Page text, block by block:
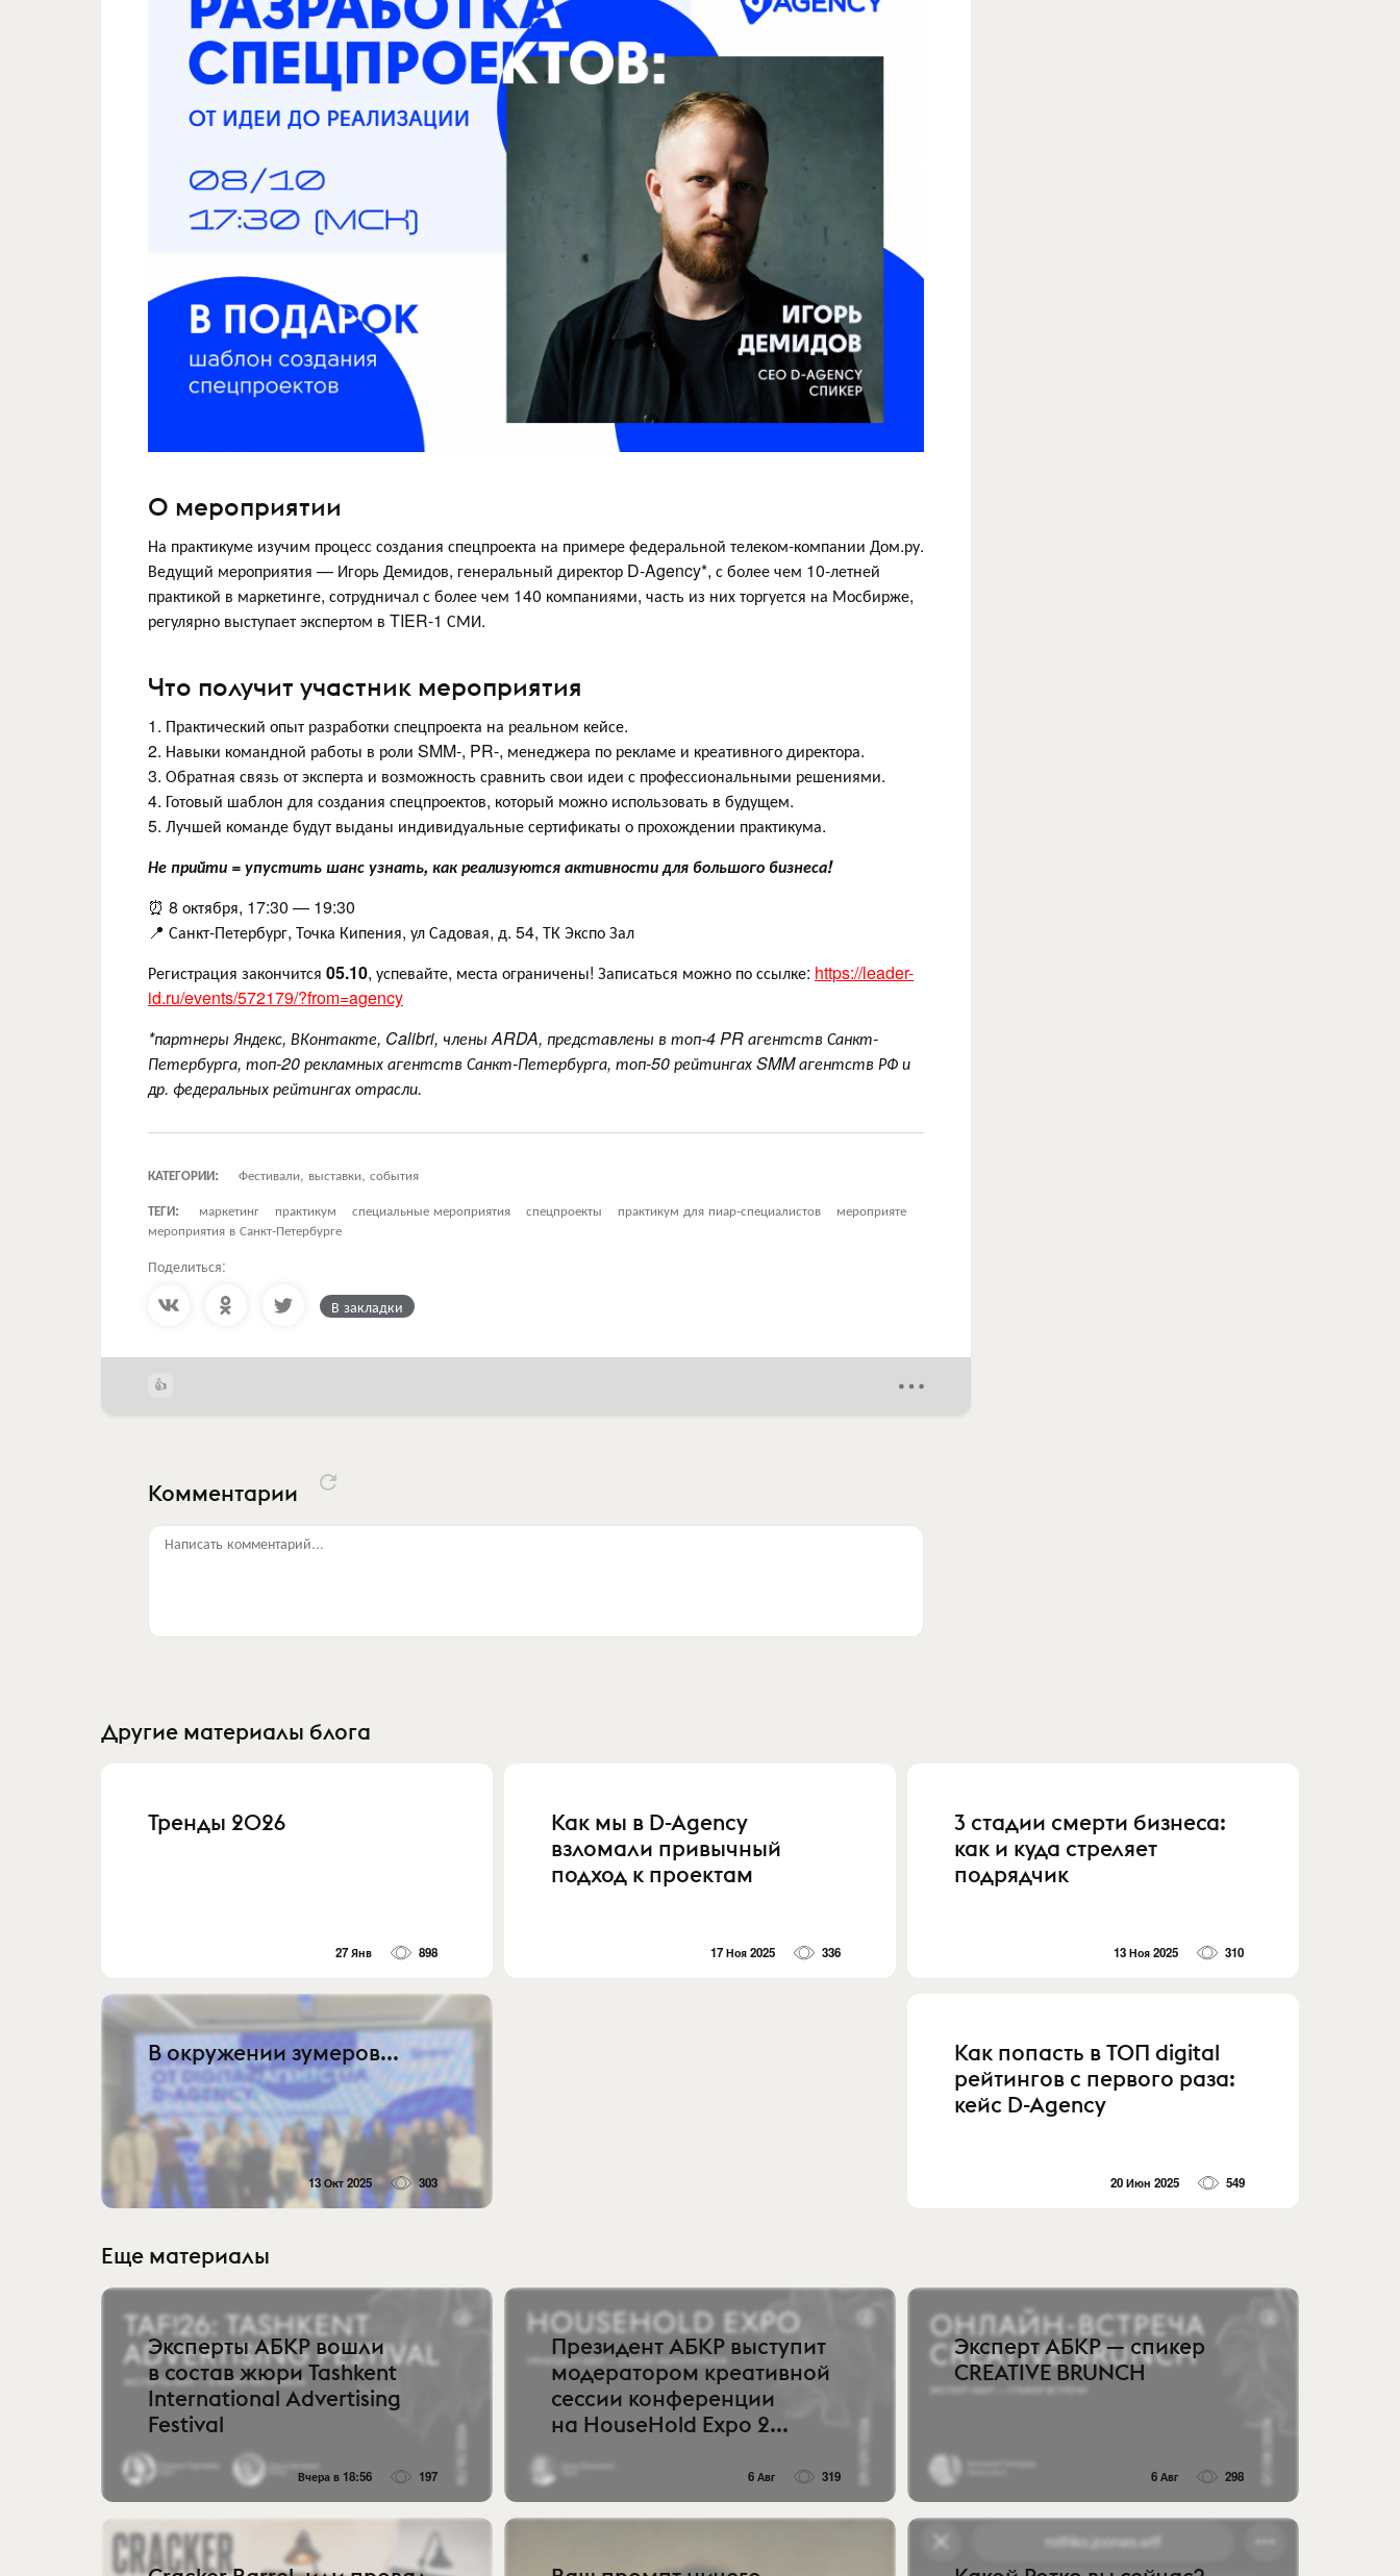
О мероприятии
На практикуме изучим процесс создания спецпроекта на примере федеральной телеком-компании Дом.ру.
Ведущий мероприятия — Игорь Демидов, генеральный директор D-Agency*, с более чем 10-летней
практикой в маркетинге, сотрудничал с более чем 140 компаниями, часть из них торгуется на Мосбирже,
регулярно выступает экспертом в TIER-1 СМИ.
Что получит участник мероприятия
1. Практический опыт разработки спецпроекта на реальном кейсе.
2. Навыки командной работы в роли SMM-, PR-, менеджера по рекламе и креативного директора.
3. Обратная связь от эксперта и возможность сравнить свои идеи с профессиональными решениями.
4. Готовый шаблон для создания спецпроектов, который можно использовать в будущем.
5. Лучшей команде будут выданы индивидуальные сертификаты о прохождении практикума.
Не прийти = упустить шанс узнать, как реализуются активности для большого бизнеса!
⏰ 8 октября, 17:30 — 19:30
📍 Санкт-Петербург, Точка Кипения, ул Садовая, д. 54, ТК Экспо Зал
Регистрация закончится 05.10, успевайте, места ограничены! Записаться можно по ссылке: https://leader-
id.ru/events/572179/?from=agency
*партнеры Яндекс, ВКонтакте, Calibri, члены ARDA, представлены в топ-4 PR агентств Санкт-
Петербурга, топ-20 рекламных агентств Санкт-Петербурга, топ-50 рейтингах SMM агентств РФ и
др. федеральных рейтингах отрасли.
КАТЕГОРИИ:
Фестивали, выставки, события
ТЕГИ:
маркетинг практикум специальные мероприятия спецпроекты практикум для пиар-специалистов
мероприяте
мероприятия в Санкт-Петербурге
Поделиться:
В закладки
Комментарии
Написать комментарий...
Другие материалы блога
Тренды 2026
27 Янв 898
Как мы в D-Agency
взломали привычный
подход к проектам
17 Ноя 2025 336
3 стадии смерти бизнеса:
как и куда стреляет
подрядчик
13 Ноя 2025 310
В окружении зумеров...
13 Окт 2025 303
Как попасть в ТОП digital
рейтингов с первого раза:
кейс D-Agency
20 Июн 2025 549
Еще материалы
Эксперты АБКР вошли
в состав жюри Tashkent
International Advertising
Festival
Вчера в 18:56 197
Президент АБКР выступит
модератором креативной
сессии конференции
на HouseHold Expo 2...
6 Авг 319
Эксперт АБКР — спикер
CREATIVE BRUNCH
6 Авг 298